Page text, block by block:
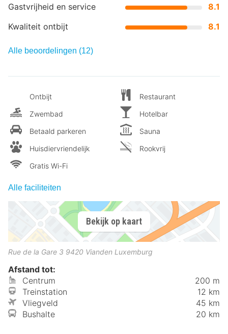
Gastvrijheid en service
8.1
Kwaliteit ontbijt
8.1
Alle beoordelingen (12)
Ontbijt
Zwembad
Betaald parkeren
Huisdiervriendelijk
Gratis Wi-Fi
Restaurant
Hotelbar
Sauna
Rookvrij
Alle faciliteiten
Bekijk op kaart
Rue de la Gare 3 9420 Vianden Luxemburg
Afstand tot:
Centrum
200 m
Treinstation
12 km
Vliegveld
45 km
Bushalte
20 km